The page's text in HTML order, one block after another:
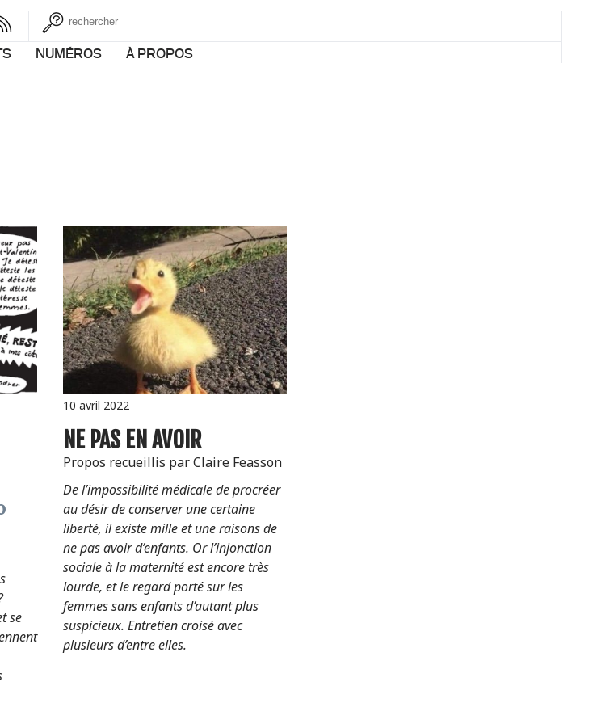
NUMÉROS À PROPOS
se
10 avril 2022
NE PAS EN AVOIR
Propos recueillis par Claire Feasson
De l’impossibilité médicale de procréer
au désir de conserver une certaine
liberté, il existe mille et une raisons de
ne pas avoir d’enfants. Or l’injonction
sociale à la maternité est encore très
lourde, et le regard porté sur les
femmes sans enfants d’autant plus
suspicieux. Entretien croisé avec
plusieurs d’entre elles.